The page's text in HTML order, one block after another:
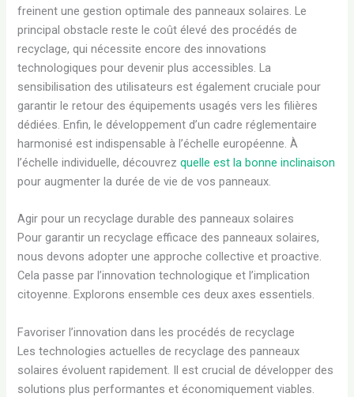
freinent une gestion optimale des panneaux solaires. Le
principal obstacle reste le coût élevé des procédés de
recyclage, qui nécessite encore des innovations
technologiques pour devenir plus accessibles. La
sensibilisation des utilisateurs est également cruciale pour
garantir le retour des équipements usagés vers les filières
dédiées. Enfin, le développement d’un cadre réglementaire
harmonisé est indispensable à l’échelle européenne. À
l’échelle individuelle, découvrezquelle est la bonne inclinaison
pour augmenter la durée de vie de vos panneaux.
Agir pour un recyclage durable des panneaux solaires
Pour garantir un recyclage efficace des panneaux solaires,
nous devons adopter une approche collective et proactive.
Cela passe par l’innovation technologique et l’implication
citoyenne. Explorons ensemble ces deux axes essentiels.
Favoriser l’innovation dans les procédés de recyclage
Les technologies actuelles de recyclage des panneaux
solaires évoluent rapidement. Il est crucial de développer des
solutions plus performantes et économiquement viables.